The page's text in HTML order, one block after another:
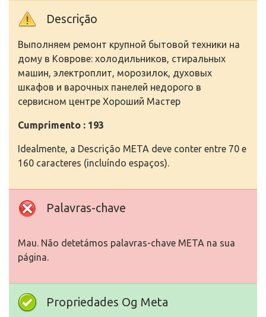
Descrição
Выполняем ремонт крупной бытовой техники на
дому в Коврове: холодильников, стиральных
машин, электроплит, морозилок, духовых
шкафов и варочных панелей недорого в
сервисном центре Хороший Мастер
Cumprimento : 193
Idealmente, a Descrição META deve conter entre 70 e
160 caracteres (incluíndo espaços).
Palavras-chave
Mau. Não detetámos palavras-chave META na sua
página.
Propriedades Og Meta